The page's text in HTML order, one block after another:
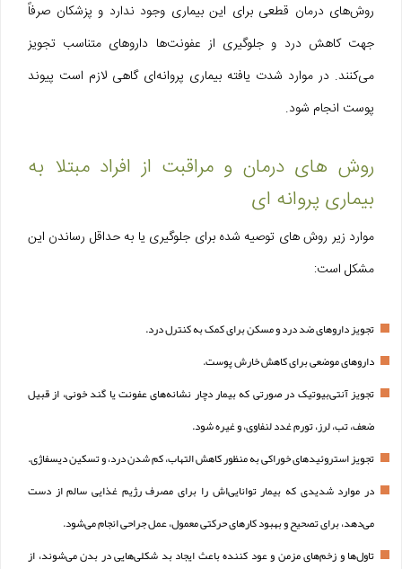
روش‌های درمان قطعی برای این بیماری وجود ندارد و پزشکان صرفاً
جهت کاهش درد و جلوگیری از عفونت‌ها داروهای متناسب تجویز
می‌کنند. در موارد شدت یافته بیماری پروانه‌ای گاهی لازم است پیوند
پوست انجام شود.
روش های درمان و مراقبت از افراد مبتلا به
بیماری پروانه ای
موارد زیر روش های توصیه شده برای جلوگیری یا به حداقل رساندن این
مشکل است:
تجویز داروهای ضد درد و مسکن برای کمک به کنترل درد.
داروهای موضعی برای کاهش خارش پوست.
تجویز آنتی‌بیوتیک در صورتی که بیمار دچار نشانه‌های عفونت یا گند خونی، از قبیل
ضعف، تب، لرز، تورم غدد لنفاوی، و غیره شود.
تجویز استروئیدهای خوراکی به منظور کاهش التهاب، کم شدن درد، و تسکین دیسفاژی.
در موارد شدیدی که بیمار توانایی‌اش را برای مصرف رژیم غذایی سالم از دست
می‌دهد، برای تصحیح و بهبود کارهای حرکتی معمول، عمل جراحی انجام می‌شود.
تاول‌ها و زخم‌های مزمن و عود کننده باعث ایجاد بد شکلی‌هایی در بدن می‌شوند، از